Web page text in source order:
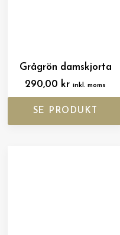
Grågrön damskjorta
290,00 kr inkl. moms
SE PRODUKT